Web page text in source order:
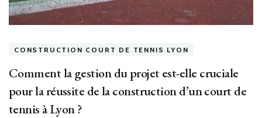
CONSTRUCTION COURT DE TENNIS LYON
Comment la gestion du projet est-elle cruciale
pour la réussite de la construction d’un court de
tennis à Lyon ?